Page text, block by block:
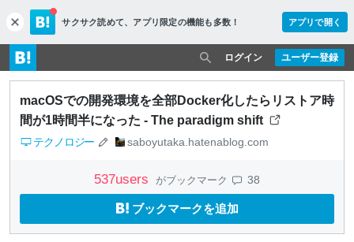
c
l
o
s
e
サクサク読めて、 アプリ限定の機能も多数！ アプリで開く
ユーザー登録
ログイン
macOSでの開発環境を全部Docker化したらリストア時
間が1時間半になった - The paradigm shift
テクノロジー saboyutaka.hatenablog.com
537users がブックマーク 38
ブックマークを追加